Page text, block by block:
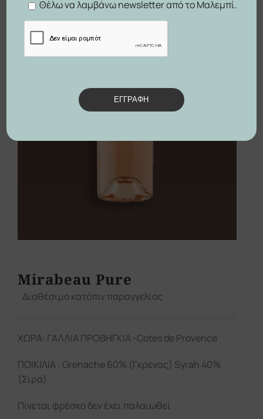
Mirabeau Pure
Διαθέσιμο κατόπιν παραγγελίας
ΧΩΡΑ: ΓΑΛΛΙΑ ΠΡΟΒΗΓΚΙΑ -Cotes de Provence
ΠΟΙΚΙΛΙΑ : Grenache 60% (Γκρενας) Syrah 40%
(Σιρά)
Πίνεται φρέσκο δεν έχει παλαιωθεί
Θέλω να λαμβάνω newsletter από το Μαλεμπί.
ΕΓΓΡΑΦΗ